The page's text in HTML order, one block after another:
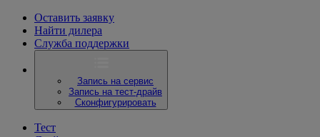
Оставить заявку
Найти дилера
Служба поддержки
Запись на сервис
Запись на тест-драйв
Сконфигурировать
Тест